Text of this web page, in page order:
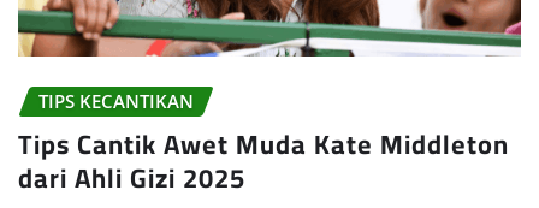
TIPS KECANTIKAN
Tips Cantik Awet Muda Kate Middleton
dari Ahli Gizi 2025